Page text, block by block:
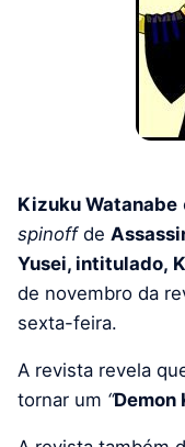
Kizuku Watanabe
spinoffde
Yusei, intitulado,
de novembro da
sexta-feira.
A revista revela
tornar um “Demon